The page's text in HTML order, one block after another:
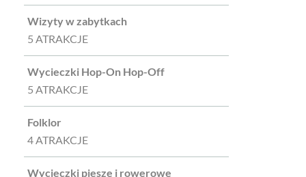
Wizyty w zabytkach
5 ATRAKCJE
Wycieczki Hop-On Hop-Off
5 ATRAKCJE
Folklor
4 ATRAKCJE
Wycieczki piesze i rowerowe